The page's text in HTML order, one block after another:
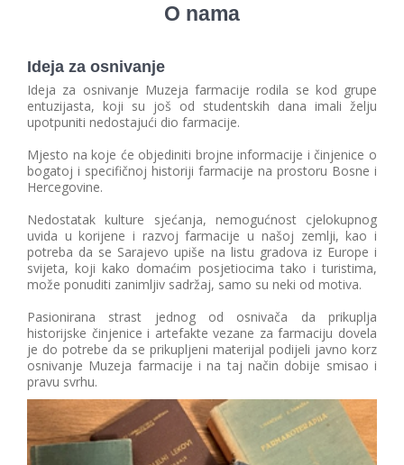
O nama
Ideja za osnivanje
Ideja za osnivanje Muzeja farmacije rodila se kod grupe
entuzijasta, koji su još od studentskih dana imali želju
upotpuniti nedostajući dio farmacije.
Mjesto na koje će objediniti brojne informacije i činjenice o
bogatoj i specifičnoj historiji farmacije na prostoru Bosne i
Hercegovine.
Nedostatak kulture sjećanja, nemogućnost cjelokupnog
uvida u korijene i razvoj farmacije u našoj zemlji, kao i
potreba da se Sarajevo upiše na listu gradova iz Europe i
svijeta, koji kako domaćim posjetiocima tako i turistima,
može ponuditi zanimljiv sadržaj, samo su neki od motiva.
Pasionirana strast jednog od osnivača da prikuplja
historijske činjenice i artefakte vezane za farmaciju dovela
je do potrebe da se prikupljeni materijal podijeli javno korz
osnivanje Muzeja farmacije i na taj način dobije smisao i
pravu svrhu.